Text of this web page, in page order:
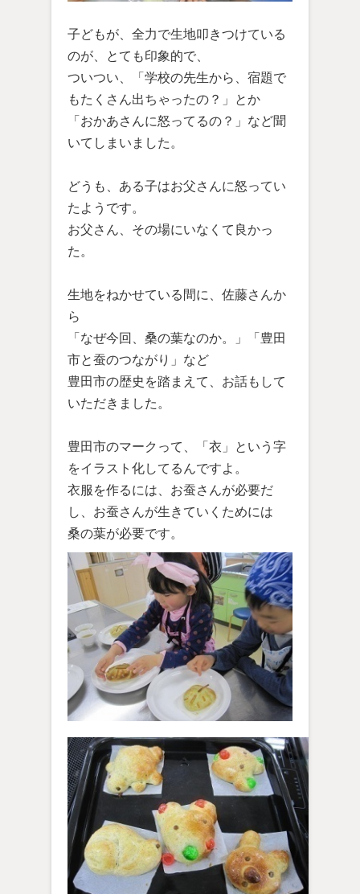
子どもが、全力で生地叩きつけている
のが、とても印象的で、
ついつい、「学校の先生から、宿題で
もたくさん出ちゃったの？」とか
「おかあさんに怒ってるの？」など聞
いてしまいました。
どうも、ある子はお父さんに怒ってい
たようです。
お父さん、その場にいなくて良かっ
た。
生地をねかせている間に、佐藤さんか
ら
「なぜ今回、桑の葉なのか。」「豊田
市と蚕のつながり」など
豊田市の歴史を踏まえて、お話もして
いただきました。
豊田市のマークって、「衣」という字
をイラスト化してるんですよ。
衣服を作るには、お蚕さんが必要だ
し、お蚕さんが生きていくためには
桑の葉が必要です。